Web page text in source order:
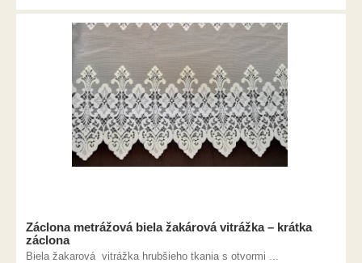
Záclona metrážová biela žakárová vitrážka – krátka
záclona
Biela žakarová vitrážka hrubšieho tkania s otvormi ...